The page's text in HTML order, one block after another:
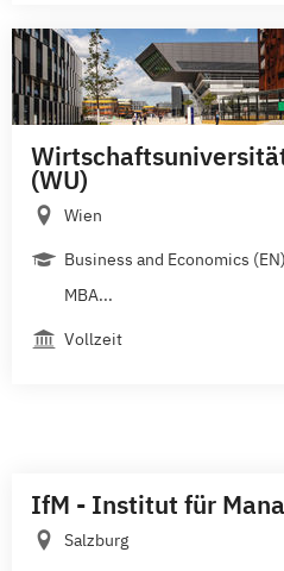
(WU)
Wien
Business and Economics
MBA...
Vollzeit
IfM - Institut für
Salzburg